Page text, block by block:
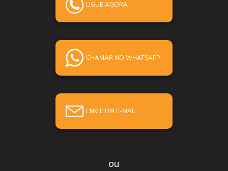
LIGUE AGORA
CHAMAR NO WHATSAPP
ENVIE UM E-MAIL
ou